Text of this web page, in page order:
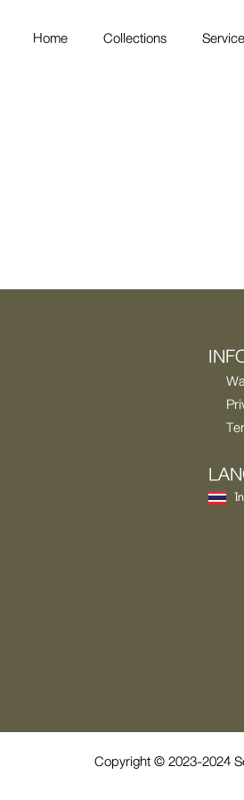
Home Collections
ไ
Copyright © 2023-2024